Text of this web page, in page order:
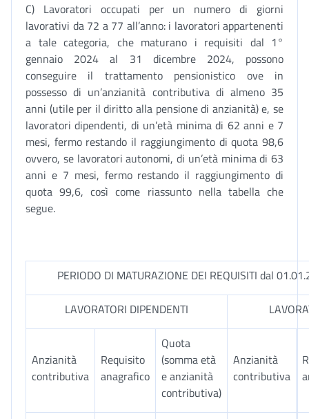
C) Lavoratori occupati per un numero di giorni
lavorativi da 72 a 77 all’anno: i lavoratori appartenenti
a tale categoria, che maturano i requisiti dal 1°
gennaio 2024 al 31 dicembre 2024, possono
conseguire il trattamento pensionistico ove in
possesso di un’anzianità contributiva di almeno 35
anni (utile per il diritto alla pensione di anzianità) e, se
lavoratori dipendenti, di un’età minima di 62 anni e 7
mesi, fermo restando il raggiungimento di quota 98,6
ovvero, se lavoratori autonomi, di un’età minima di 63
anni e 7 mesi, fermo restando il raggiungimento di
quota 99,6, così come riassunto nella tabella che
segue.
PERIODO DI MATURAZIONE DEI REQUISITI dal
LAVORATORI DIPENDENTI
Anzianità
contributiva
Requisito
anagrafico
Quota
(somma età
e anzianità
contributiva)
Anzianità
contributiva